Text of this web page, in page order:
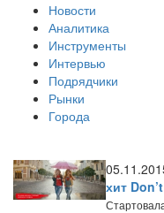
Новости
Аналитика
Инструменты
Интервью
Подрядчики
Рынки
Города
хит